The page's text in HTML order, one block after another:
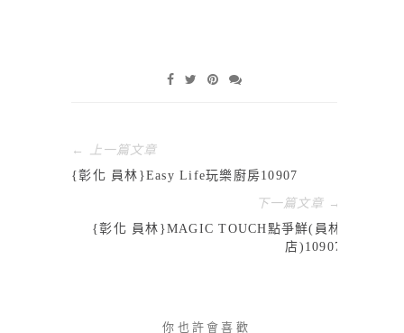
← 上一篇文章
{彰化 員林}Easy Life玩樂廚房10907
下一篇文章 →
{彰化 員林}MAGIC TOUCH點爭鮮(員林
店)10907
你也許會喜歡